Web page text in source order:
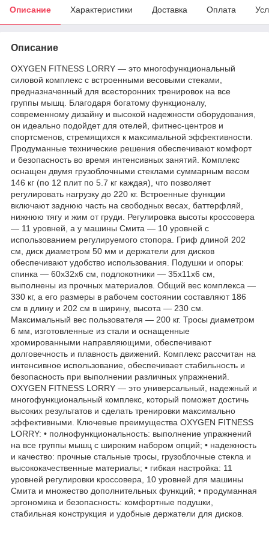
Описание Характеристики Доставка Оплата
Описание
OXYGEN FITNESS LORRY — это многофункциональный
силовой комплекс с встроенными весовыми стеками,
предназначенный для всесторонних тренировок на все
группы мышц. Благодаря богатому функционалу,
современному дизайну и высокой надежности оборудования,
он идеально подойдет для отелей, фитнес-центров и
спортсменов, стремящихся к максимальной эффективности.
Продуманные технические решения обеспечивают комфорт
и безопасность во время интенсивных занятий. Комплекс
оснащен двумя грузоблочными стеклами суммарным весом
146 кг (по 12 плит по 5.7 кг каждая), что позволяет
регулировать нагрузку до 220 кг. Встроенные функции
включают заднюю часть на свободных весах, баттерфляй,
нижнюю тягу и жим от груди. Регулировка высоты кроссовера
— 11 уровней, а у машины Смита — 10 уровней с
использованием регулируемого стопора. Гриф длиной 202
см, диск диаметром 50 мм и держатели для дисков
обеспечивают удобство использования. Подушки и опоры:
спинка — 60х32х6 см, подлокотники — 35х11х6 см,
выполнены из прочных материалов. Общий вес комплекса —
330 кг, а его размеры в рабочем состоянии составляют 186
см в длину и 202 см в ширину, высота — 230 см.
Максимальный вес пользователя — 200 кг. Тросы диаметром
6 мм, изготовленные из стали и оснащенные
хромированными направляющими, обеспечивают
долговечность и плавность движений. Комплекс рассчитан на
интенсивное использование, обеспечивает стабильность и
безопасность при выполнении различных упражнений.
OXYGEN FITNESS LORRY — это универсальный, надежный и
многофункциональный комплекс, который поможет достичь
высоких результатов и сделать тренировки максимально
эффективными. Ключевые преимущества OXYGEN FITNESS
LORRY: • полнофункциональность: выполнение упражнений
на все группы мышц с широким набором опций; • надежность
и качество: прочные стальные тросы, грузоблочные стекла и
высококачественные материалы; • гибкая настройка: 11
уровней регулировки кроссовера, 10 уровней для машины
Смита и множество дополнительных функций; • продуманная
эргономика и безопасность: комфортные подушки,
стабильная конструкция и удобные держатели для дисков.